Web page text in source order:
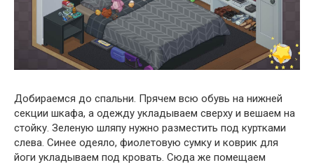
Добираемся до спальни. Прячем всю обувь на нижней
секции шкафа, а одежду укладываем сверху и вешаем на
стойку. Зеленую шляпу нужно разместить под куртками
слева. Синее одеяло, фиолетовую сумку и коврик для
йоги укладываем под кровать. Сюда же помещаем